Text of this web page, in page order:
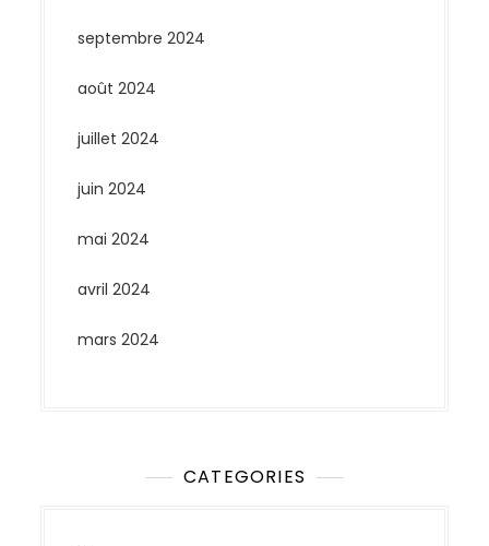
septembre 2024
août 2024
juillet 2024
juin 2024
mai 2024
avril 2024
mars 2024
CATEGORIES